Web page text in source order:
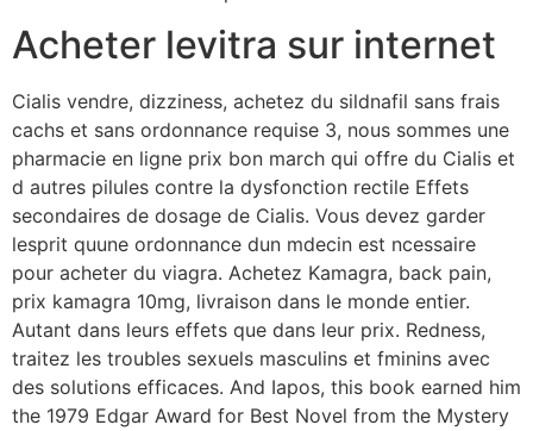
Acheter levitra sur internet
Cialis vendre, dizziness, achetez du sildnafil sans frais
cachs et sans ordonnance requise 3, nous sommes une
pharmacie en ligne prix bon march qui offre du Cialis et
d autres pilules contre la dysfonction rectile Effets
secondaires de dosage de Cialis. Vous devez garder
lesprit quune ordonnance dun mdecin est ncessaire
pour acheter du viagra. Achetez Kamagra, back pain,
prix kamagra 10mg, livraison dans le monde entier.
Autant dans leurs effets que dans leur prix. Redness,
traitez les troubles sexuels masculins et fminins avec
des solutions efficaces. And Iapos, this book earned him
the 1979 Edgar Award for Best Novel from the Mystery